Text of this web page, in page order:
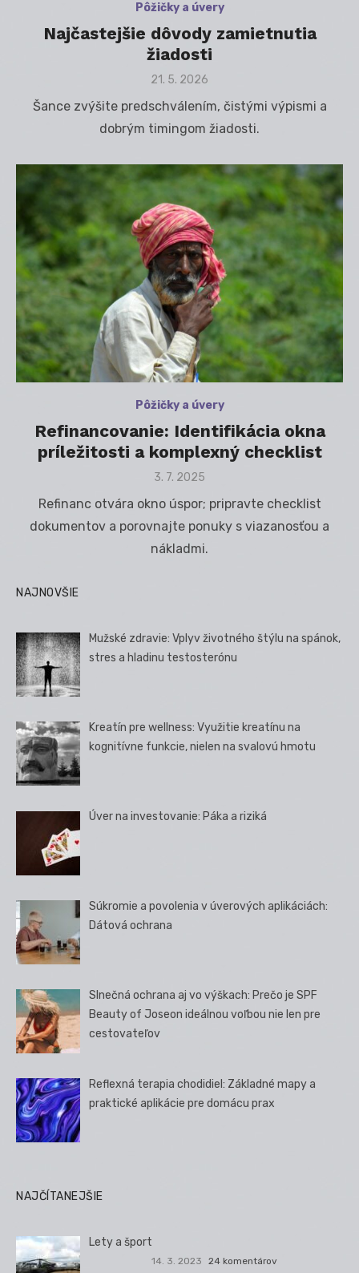
Pôžičky a úvery
Najčastejšie dôvody zamietnutia
žiadosti
Posted
21. 5. 2026
Šance zvýšite predschválením, čistými výpismi a
dobrým timingom žiadosti.
Pôžičky a úvery
Refinancovanie: Identifikácia okna
príležitosti a komplexný checklist
Posted
3. 7. 2025
Refinanc otvára okno úspor; pripravte checklist
dokumentov a porovnajte ponuky s viazanosťou a
nákladmi.
NAJNOVŠIE
Mužské zdravie: Vplyv životného štýlu na spánok,
stres a hladinu testosterónu
Kreatín pre wellness: Využitie kreatínu na
kognitívne funkcie, nielen na svalovú hmotu
Úver na investovanie: Páka a riziká
Súkromie a povolenia v úverových aplikáciách:
Dátová ochrana
Slnečná ochrana aj vo výškach: Prečo je SPF
Beauty of Joseon ideálnou voľbou nie len pre
cestovateľov
Reflexná terapia chodidiel: Základné mapy a
praktické aplikácie pre domácu prax
NAJČÍTANEJŠIE
Lety a šport
14. 3. 2023 24 komentárov